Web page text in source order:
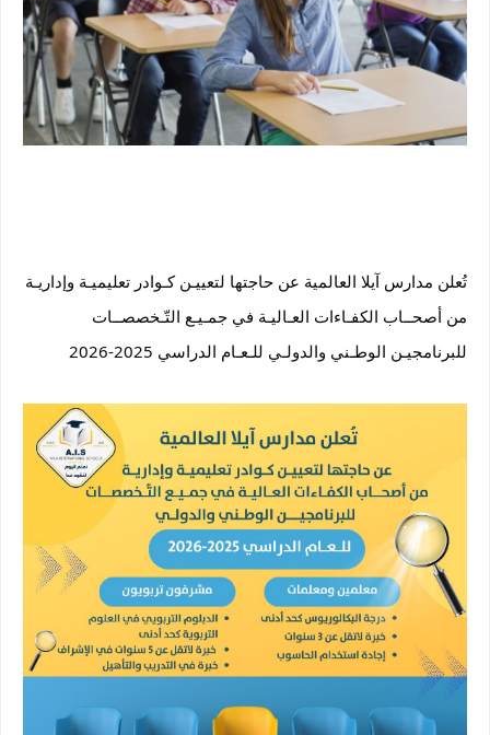
تُعلن مدارس آيلا العالمية عن حاجتها لتعييـن كـوادر تعليميـة وإداريـة
من أصحــاب الكفـاءات العـاليـة في جمـيـع التّـخصصــات
للبرنامجيـن الوطـني والدولـي للـعـام الدراسي 2025-2026